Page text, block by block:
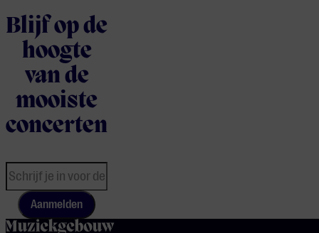
Blijf op de
hoogte
van de
mooiste
concerten
Aanmelden